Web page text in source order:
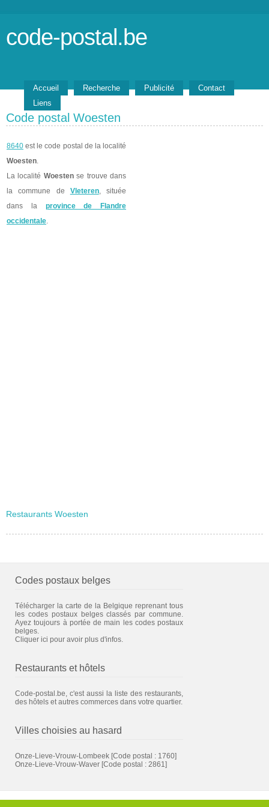
code-postal.be
Accueil Recherche Publicité
Contact
Liens
Code postal Woesten
8640 est le code postal de la localité
Woesten.
La localité Woestense trouve dans
la commune de Vleteren, située
dans la province de Flandre
occidentale.
Restaurants Woesten
Codes postaux belges
Télécharger la carte de la Belgique reprenant tous
les codes postaux belges classés par commune.
Ayez toujours à portée de main les codes postaux
belges.
Cliquer ici pour avoir plus d'infos.
Restaurants et hôtels
Code-postal.be, c'est aussi la liste des restaurants,
des hôtels et autres commerces dans votre quartier.
Villes choisies au hasard
Onze-Lieve-Vrouw-Lombeek [Code postal : 1760]
Onze-Lieve-Vrouw-Waver [Code postal : 2861]